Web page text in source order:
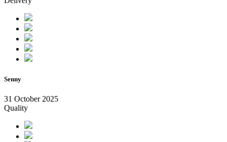
Senny
31 October 2025
Quality